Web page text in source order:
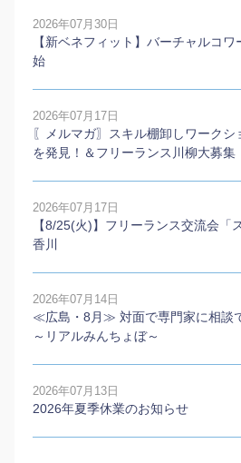
2026年07月30日
【新ベネフィット】バーチャルコ
始
2026年07月17日
〖メルマガ〗スキル棚卸しワーク
を発見！＆フリーランス川柳大募集
2026年07月17日
【8/25(火)】フリーランス交流会「
香川
2026年07月14日
≪広島・8月≫ 対面で専門家に相談
～リアルみんちょぼ～
2026年07月13日
2026年夏季休業のお知らせ